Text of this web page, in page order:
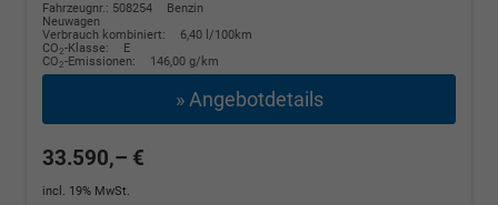
Fahrzeugnr.: 508254
Benzin
Neuwagen
Verbrauch kombiniert:
6,40 l/100km
CO2-Klasse:
E
CO2-Emissionen: 146,00 g/km
» Angebotdetails
33.590,– €
incl. 19% MwSt.